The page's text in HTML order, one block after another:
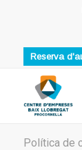
Reserva
Política de